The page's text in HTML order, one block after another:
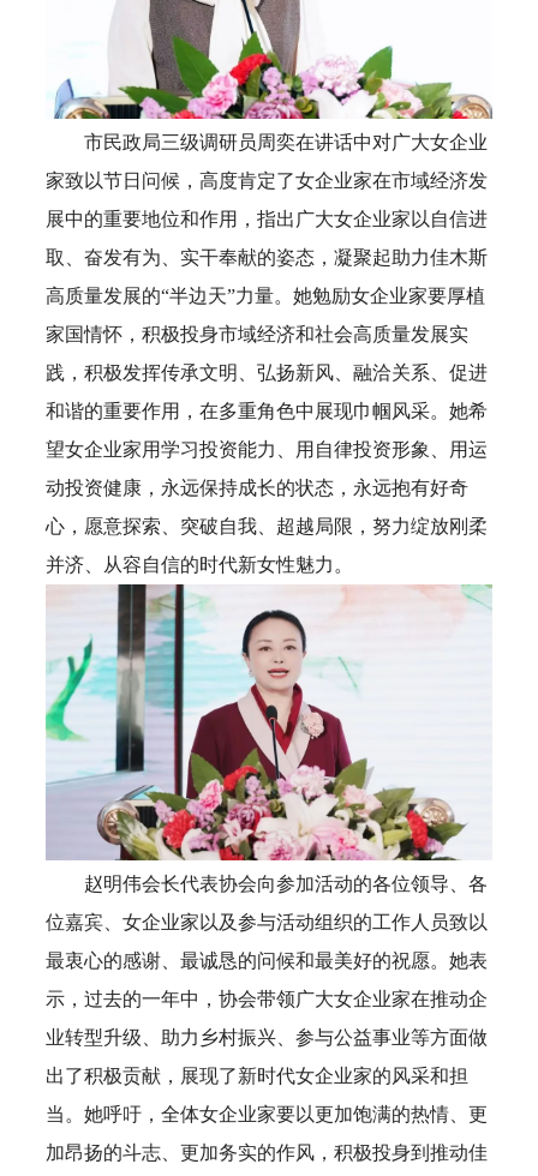
市民政局三级调研员周奕在讲话中对广大女企业
家致以节日问候，高度肯定了女企业家在市域经济发
展中的重要地位和作用，指出广大女企业家以自信进
取、奋发有为、实干奉献的姿态，凝聚起助力佳木斯
高质量发展的“半边天”力量。她勉励女企业家要厚植
家国情怀，积极投身市域经济和社会高质量发展实
践，积极发挥传承文明、弘扬新风、融洽关系、促进
和谐的重要作用，在多重角色中展现巾帼风采。她希
望女企业家用学习投资能力、用自律投资形象、用运
动投资健康，永远保持成长的状态，永远抱有好奇
心，愿意探索、突破自我、超越局限，努力绽放刚柔
并济、从容自信的时代新女性魅力。
赵明伟会长代表协会向参加活动的各位领导、各
位嘉宾、女企业家以及参与活动组织的工作人员致以
最衷心的感谢、最诚恳的问候和最美好的祝愿。她表
示，过去的一年中，协会带领广大女企业家在推动企
业转型升级、助力乡村振兴、参与公益事业等方面做
出了积极贡献，展现了新时代女企业家的风采和担
当。她呼吁，全体女企业家要以更加饱满的热情、更
加昂扬的斗志、更加务实的作风，积极投身到推动佳